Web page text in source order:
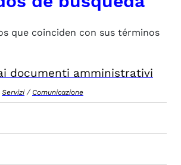
que coinciden con sus términos
documenti amministrativi
Servizi / Comunicazione